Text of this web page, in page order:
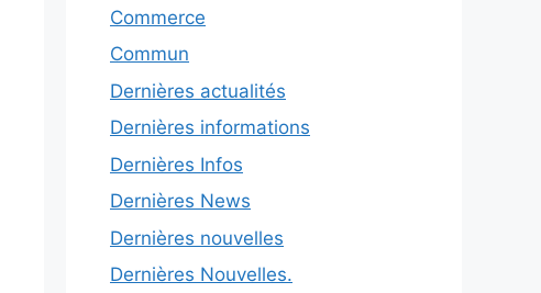
Commerce
Commun
Dernières actualités
Dernières informations
Dernières Infos
Dernières News
Dernières nouvelles
Dernières Nouvelles.